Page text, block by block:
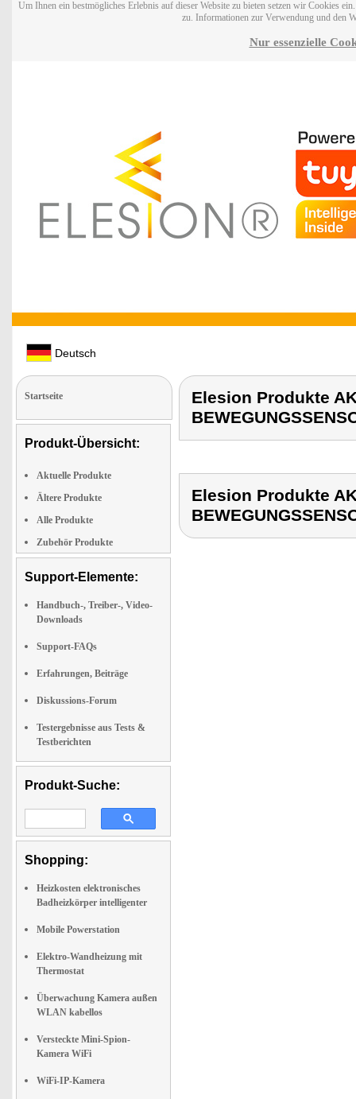
Um Ihnen ein bestmögliches Erlebnis auf dieser Website zu bieten setzen wir Cookies
zu. Informationen zur Verwendung und den
Nur essenzielle
Deutsch
Startseite
Produkt-Übersicht:
Aktuelle Produkte
Ältere Produkte
Alle Produkte
Zubehör Produkte
Support-Elemente:
Handbuch-, Treiber-, Video-
Downloads
Support-FAQs
Erfahrungen, Beiträge
Diskussions-Forum
Testergebnisse aus Tests &
Testberichten
Produkt-Suche:
Shopping:
Heizkosten elektronisches
Badheizkörper intelligenter
Mobile Powerstation
Elektro-Wandheizung mit
Thermostat
Überwachung Kamera außen
WLAN kabellos
Versteckte Mini-Spion-
Kamera WiFi
WiFi-IP-Kamera
Elesion Produkte
Elesion Produkte